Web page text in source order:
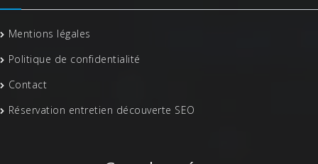
Mentions légales
Politique de confidentialité
Contact
Réservation entretien découverte SEO